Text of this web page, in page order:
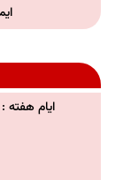
ایام هفته : ۹:۳۰ الی ۱۸ پنج شنبه ها : ۹:۳۰ الی